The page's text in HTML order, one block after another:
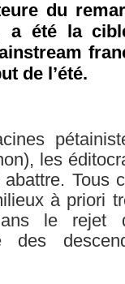
du
été la
de l’été.
les
Tous
à priori
le rejet
des